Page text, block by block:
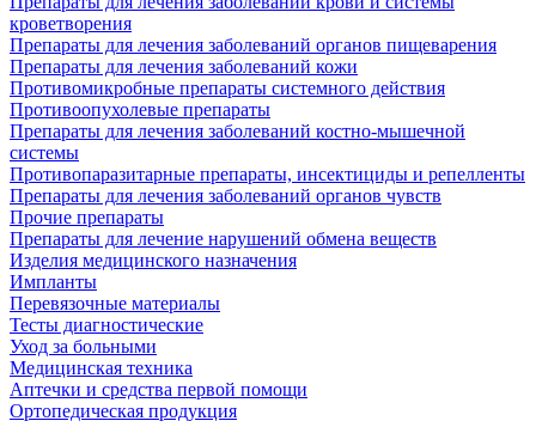
кроветворения
Препараты для лечения заболеваний органов пищеварения
Препараты для лечения заболеваний кожи
Противомикробные препараты системного действия
Противоопухолевые препараты
Препараты для лечения заболеваний костно-мышечной
системы
Противопаразитарные препараты, инсектициды и репелленты
Препараты для лечения заболеваний органов чувств
Прочие препараты
Препараты для лечение нарушений обмена веществ
Изделия медицинского назначения
Импланты
Перевязочные материалы
Тесты диагностические
Уход за больными
Медицинская техника
Аптечки и средства первой помощи
Ортопедическая продукция